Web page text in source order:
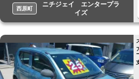
西原町
ニチジェイ エンタープラ
イズ